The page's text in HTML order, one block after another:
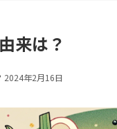
来は？
2024年2月16日